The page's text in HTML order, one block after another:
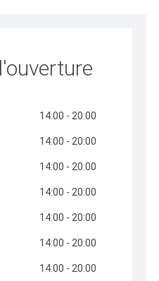
14:00 - 20:00
14:00 - 20:00
14:00 - 20:00
14:00 - 20:00
14:00 - 20:00
14:00 - 20:00
14:00 - 20:00